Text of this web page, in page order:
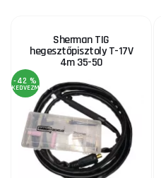
Sherman TIG
hegesztőpisztoly T-17V
4m 35-50
-42 %
KEDVEZMÉNY